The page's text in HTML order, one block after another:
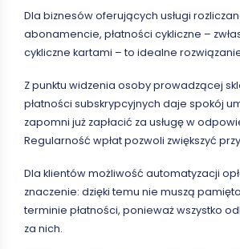
Dla biznesów oferujących usługi
abonamencie, płatności cykliczne –
cykliczne kartami – to idealne
Z punktu widzenia osoby prowadzącej
płatności subskrypcyjnych daje spokój
zapomni już zapłacić za usługę w
Regularność wpłat pozwoli zwiększyć
Dla klientów możliwość automatyzacji
znaczenie: dzięki temu nie muszą
terminie płatności, ponieważ wszystko
za nich.